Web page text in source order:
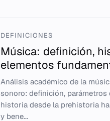
DEFINICIONES
Música: definición,
elementos
Análisis académico de la
sonoro: definición, parámetros
historia desde la prehistoria
y bene...